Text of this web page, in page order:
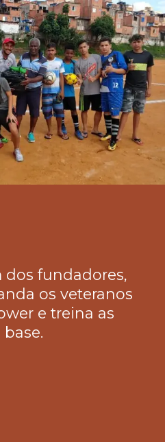
dos fundadores,
os veteranos
e treina as